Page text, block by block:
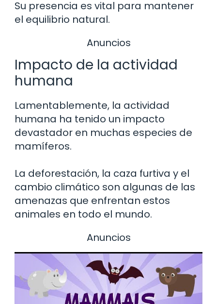
Su presencia es vital para mantener
el equilibrio natural.
Anuncios
Impacto de la actividad
humana
Lamentablemente, la actividad
humana ha tenido un impacto
devastador en muchas especies de
mamíferos.
La deforestación, la caza furtiva y el
cambio climático son algunas de las
amenazas que enfrentan estos
animales en todo el mundo.
Anuncios